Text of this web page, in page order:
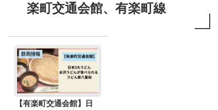
楽町交通会館、有楽町線
群馬情報
【有楽町交通会館】日